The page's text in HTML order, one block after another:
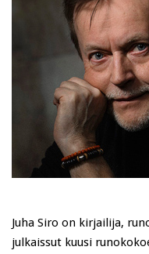
Juha Siro on kirjailija,
julkaissut kuusi